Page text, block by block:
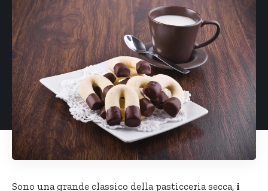
Sono una grande classico della pasticceria secca, i